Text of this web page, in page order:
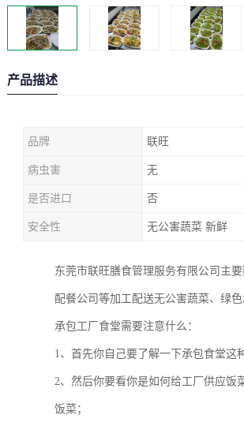
产品描述
品牌 联旺
病虫害 无
是否进口 否
安全性 无公害蔬菜 新鲜
东莞市联旺膳食管理服务有限公司主
配餐公司等加工配送无公害蔬菜、绿
承包工厂食堂需要注意什么：
1、首先你自己要了解一下承包食堂这
2、然后你要看你是如何给工厂供应饭
饭菜；